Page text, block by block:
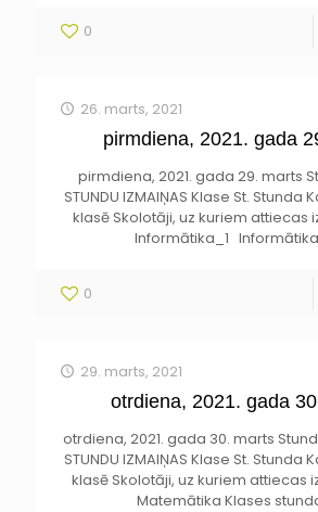
0
26. marts, 2021
pirmdiena, 2021. gada
pirmdiena, 2021. gada 29. marts
STUNDU IZMAIŅAS Klase St. Stunda
klasē Skolotāji, uz kuriem attiecas
Informātika_1
0
29. marts, 2021
otrdiena, 2021. gada
otrdiena, 2021. gada 30. marts
STUNDU IZMAIŅAS Klase St. Stunda
klasē Skolotāji, uz kuriem attiecas
Matemātika Klases